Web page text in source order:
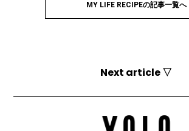
MY LIFE RECIPEの記事一覧へ
Next article ▽